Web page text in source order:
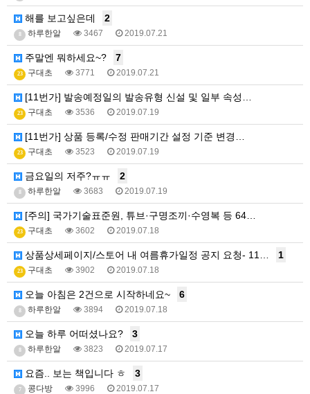
해를 보고싶은데 2
하루한알 3467 2019.07.21
주말엔 뭐하세요~? 7
23 구대초 3771 2019.07.21
[11번가] 발송예정일의 발송유형 신설 및 일부 속성…
23 구대초 3536 2019.07.19
[11번가] 상품 등록/수정 판매기간 설정 기준 변경…
23 구대초 3523 2019.07.19
금요일의 저주?ㅠㅠ 2
하루한알 3683 2019.07.19
[주의] 국가기술표준원, 튜브·구명조끼·수영복 등 64…
23 구대초 3602 2019.07.18
상품상세페이지/스토어 내 여름휴가일정 공지 요청- 11… 1
23 구대초 3902 2019.07.18
오늘 아침은 2건으로 시작하네요~ 6
하루한알 3894 2019.07.18
오늘 하루 어떠셨나요? 3
하루한알 3823 2019.07.17
요즘.. 보는 책입니다 ㅎ 3
7 콩다방 3996 2019.07.17